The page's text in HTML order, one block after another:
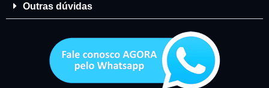
Outras dúvidas